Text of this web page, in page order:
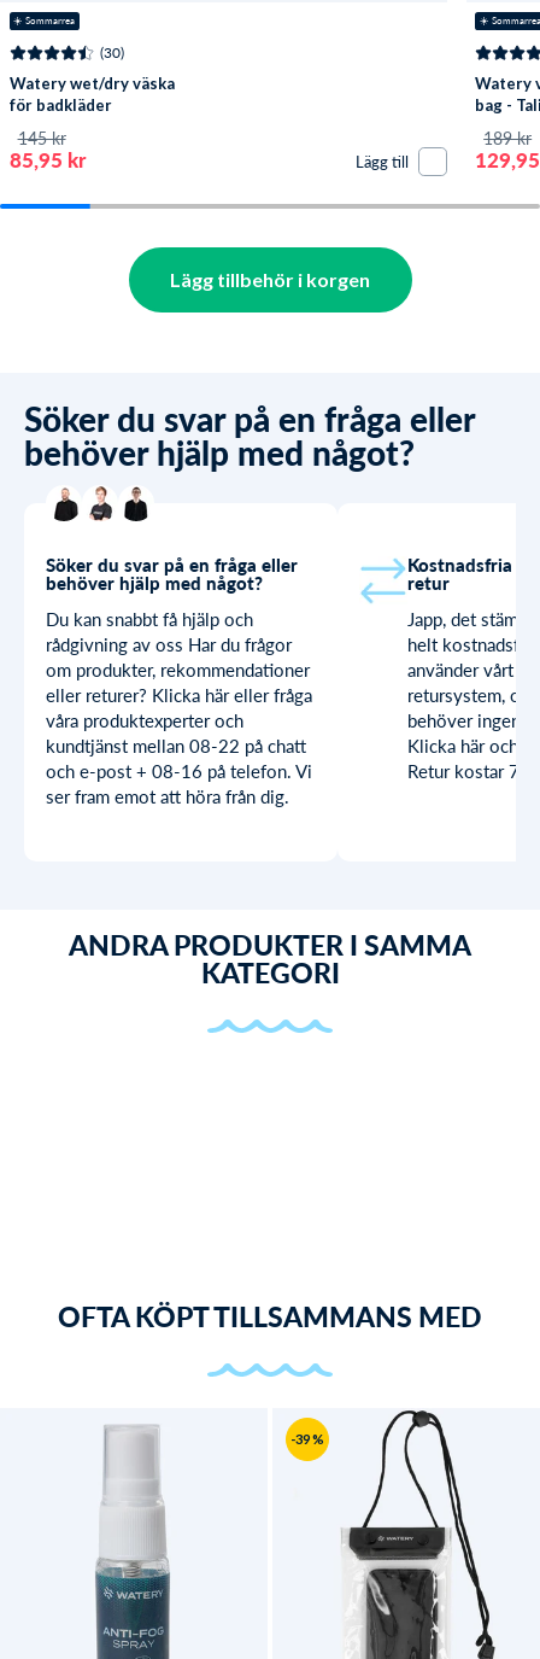
☀️ Sommarrea
(30)
Watery wet/dry väska
för badkläder
85,95 kr
145 kr
Lägg till
☀️ Sommarrea
Watery
bag -
189 kr
Lägg tillbehör i korgen
Söker du svar på en fråga eller
behöver hjälp med något?
Söker du svar på en fråga eller
behöver hjälp med något?
Du kan snabbt få hjälp och
rådgivning av oss Har du frågor
om produkter, rekommendationer
eller returer? Klicka här eller fråga
våra produktexperter och
kundtjänst mellan 08-22 på chatt
och e-post + 08-16 på telefon. Vi
ser fram emot att höra från dig.
Kostnadsfria
retur
Japp, det
helt
använder vårt
retursystem,
behöver ingen
Klicka här och
Retur kostar 79
ANDRA PRODUKTER I SAMMA
KATEGORI
OFTA KÖPT TILLSAMMANS MED
-39 %